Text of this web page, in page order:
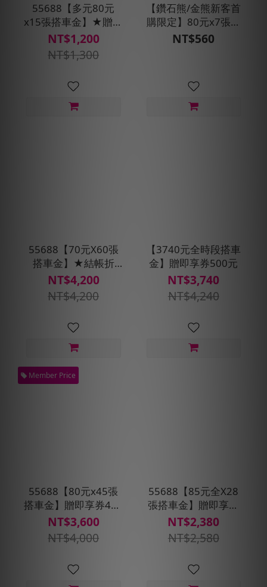
55688【多元80元
x15張搭車金】★贈搭
車金100元
NT$1,200
NT$1,300
【鑽石熊/金熊新客首
購限定】80元x7張搭
車金★現折100元
NT$560
55688【70元X60張
搭車金】★結帳折
500元
NT$4,200
NT$4,200
【3740元全時段搭車
金】贈即享券500元
NT$3,740
NT$4,240
Member Price
55688【80元x45張
搭車金】贈即享券400
元
NT$3,600
NT$4,000
55688【85元全X28
張搭車金】贈即享券
200元
NT$2,380
NT$2,580